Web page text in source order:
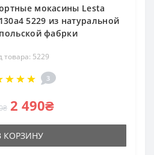
мокасины Lesta
5229 из натуральной
фабрки
товара: 5229
3
2 490₴
КОРЗИНУ